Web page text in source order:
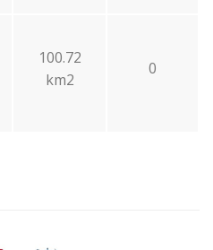
100.72
km2
0